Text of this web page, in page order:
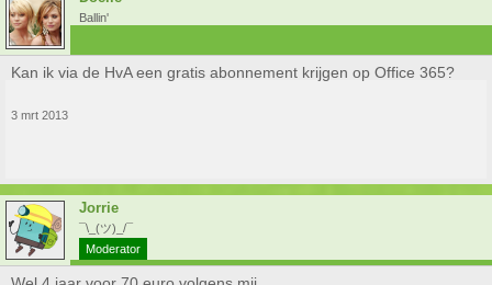
Ballin'
Kan ik via de HvA een gratis abonnement krijgen op Office 365?
3 mrt 2013
Jorrie
¯\_(ツ)_/¯
Moderator